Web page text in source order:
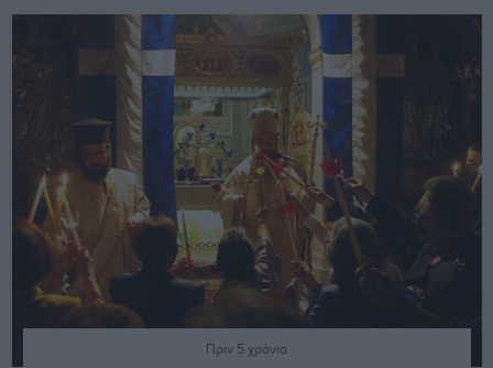
Πριν 5 χρόνια